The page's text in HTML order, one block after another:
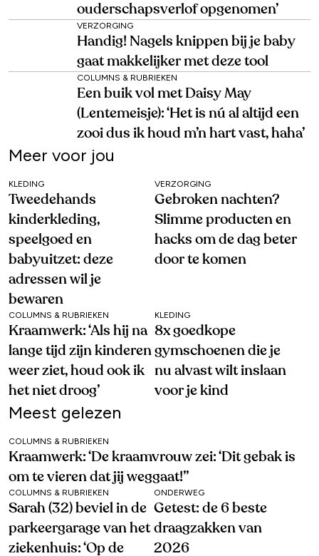
ouderschapsverlof opgenomen’
VERZORGING
Handig! Nagels knippen bij je baby
gaat makkelijker met deze tool
COLUMNS & RUBRIEKEN
Een buik vol met Daisy May
(Lentemeisje): ‘Het is nú al altijd een
zooi dus ik houd m’n hart vast, haha’
Meer voor jou
KLEDING
Tweedehands
kinderkleding,
speelgoed en
babyuitzet: deze
adressen wil je
bewaren
VERZORGING
Gebroken nachten?
Slimme producten en
hacks om de dag beter
door te komen
COLUMNS & RUBRIEKEN
Kraamwerk: ‘Als hij na
lange tijd zijn kinderen
weer ziet, houd ook ik
het niet droog’
KLEDING
8x goedkope
gymschoenen die je
nu alvast wilt inslaan
voor je kind
Meest gelezen
COLUMNS & RUBRIEKEN
Kraamwerk: ‘De kraamvrouw zei: ‘Dit gebak is
om te vieren dat jij weggaat!’’
COLUMNS & RUBRIEKEN
Sarah (32) beviel in de
parkeergarage van het
ziekenhuis: ‘Op de
ONDERWEG
Getest: de 6 beste
draagzakken van
2026